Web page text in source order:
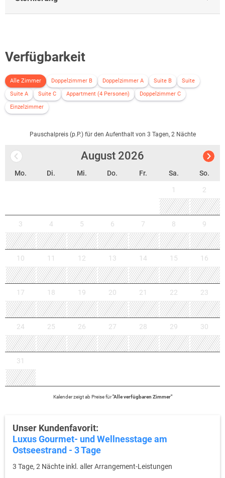
Verfügbarkeit
Alle Zimmer Doppelzimmer B Doppelzimmer A Suite B
Suite
Suite A
Suite C Appartment (4 Personen)
Doppelzimmer C
Einzelzimmer
Pauschalpreis (p.P.) für den Aufenthalt von 3 Tagen, 2 Nächte
August 2026
Mo. Di. Mi. Do. Fr. Sa. So.
1 2
3 4 5 6 7 8 9
10 11 12 13 14 15 16
17 18 19 20 21 22 23
24 25 26 27 28 29 30
31
Kalender zeigtab Preise für"Alle verfügbaren Zimmer"
Unser Kundenfavorit:
Luxus Gourmet- und Wellnesstage am
Ostseestrand - 3 Tage
3 Tage, 2 Nächte inkl. aller Arrangement-Leistungen